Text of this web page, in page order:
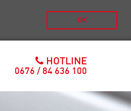
OK
HOTLINE
0676 / 84 636 100